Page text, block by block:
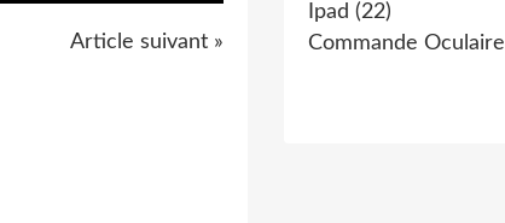
Article suivant »
Ipad (22)
Commande Oculaire